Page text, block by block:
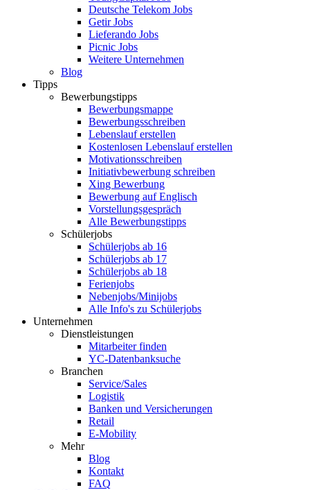
Deutsche Telekom Jobs
Getir Jobs
Lieferando Jobs
Picnic Jobs
Weitere Unternehmen
Blog
Tipps
Bewerbungstipps
Bewerbungsmappe
Bewerbungsschreiben
Lebenslauf erstellen
Kostenlosen Lebenslauf erstellen
Motivationsschreiben
Initiativbewerbung schreiben
Xing Bewerbung
Bewerbung auf Englisch
Vorstellungsgespräch
Alle Bewerbungstipps
Schülerjobs
Schülerjobs ab 16
Schülerjobs ab 17
Schülerjobs ab 18
Ferienjobs
Nebenjobs/Minijobs
Alle Info's zu Schülerjobs
Unternehmen
Dienstleistungen
Mitarbeiter finden
YC-Datenbanksuche
Branchen
Service/Sales
Logistik
Banken und Versicherungen
Retail
E-Mobility
Mehr
Blog
Kontakt
FAQ